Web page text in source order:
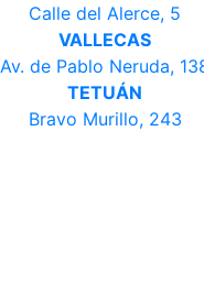
Calle del Alerce, 5
VALLECAS
Av. de Pablo Neruda,
TETUÁN
Bravo Murillo, 243